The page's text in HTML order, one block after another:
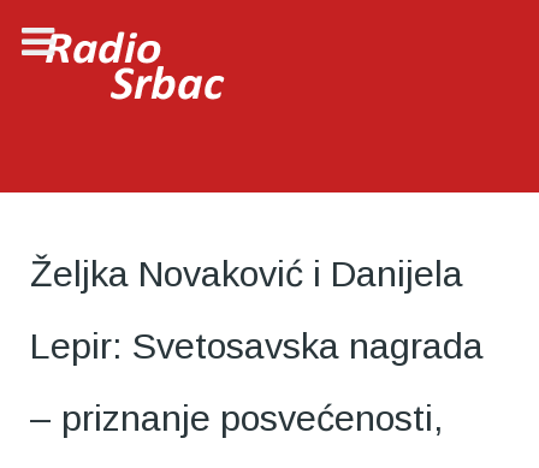
Željka Novaković i Danijela
Lepir: Svetosavska nagrada
– priznanje posvećenosti,